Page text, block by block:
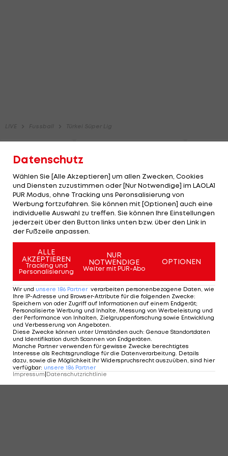
Datenschutz
Wählen Sie [Alle Akzeptieren] um allen Zwecken, Cookies
und Diensten zuzustimmen oder [Nur Notwendige] im LAOLA1
PUR Modus, ohne Tracking uns Peronsalisierung von
Werbung fortzufahren. Sie können mit [Optionen] auch eine
individuelle Auswahl zu treffen. Sie können Ihre Einstellungen
jederzeit über den Button links unten bzw. über den Link in
der Fußzeile anpassen.
ALLE
AKZEPTIEREN
Tracking und
Personalisierung
NUR
NOTWENDIGE
Weiter mit PUR-Abo
OPTIONEN
Wir und unsere 186 Partner verarbeiten personenbezogene Daten, wie
Ihre IP-Adresse und Browser-Attribute für die folgenden Zwecke:
Speichern von oder Zugriff auf Informationen auf einem Endgerät;
Personalisierte Werbung und Inhalte, Messung von Werbeleistung und
der Performance von Inhalten, Zielgruppenforschung sowie Entwicklung
und Verbesserung von Angeboten.
Diese Zwecke können unter Umständen auch: Genaue Standortdaten
und Identifikation durch Scannen von Endgeräten.
Manche Partner verwenden für gewisse Zwecke berechtigtes
Interesse als Rechtsgrundlage für die Datenverarbeitung. Details
dazu, sowie die Möglichkeit Ihr Widerspruchsrecht auszuüben, sind hier
verfügbar: unsere 186 Partner
Impressum Datenschutzrichtlinie